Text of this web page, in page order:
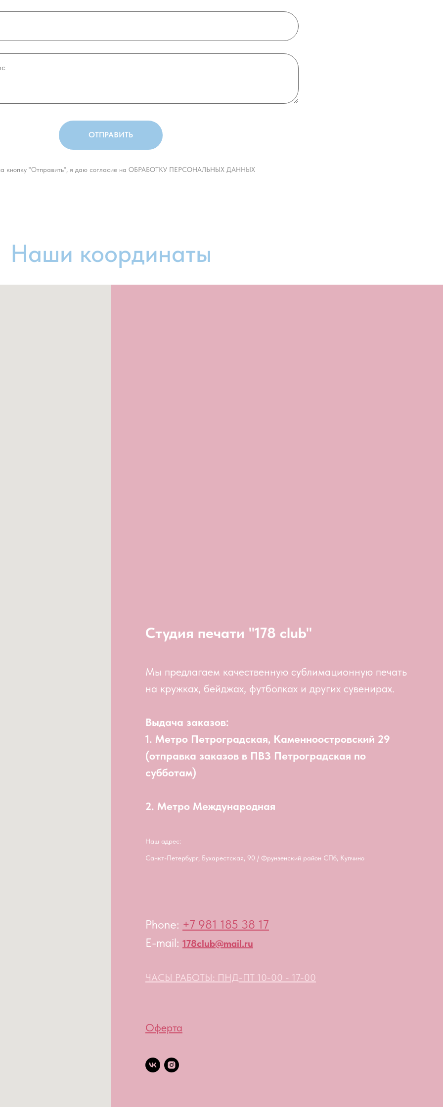
ОТПРАВИТЬ
кнопку "Отправить", я даю согласие на ОБРАБОТКУ ПЕРСОНАЛЬНЫХ ДАННЫХ
Наши координаты
Студия печати "178 club"
Мы предлагаем качественную сублимационную печать
на кружках, бейджах, футболках и других сувенирах.
Выдача заказов:
1. Метро Петроградская, Каменноостровский 29
(отправка заказов в ПВЗ Петроградская по
субботам)
2. Метро Международная
Наш адрес:
Санкт-Петербург, Бухарестская, 90 / Фрунзенский район СПб, Купчино
Phone: +7 981 185 38 17
E-mail: 178club@mail.ru
ЧАСЫ РАБОТЫ: ПНД-ПТ 10-00 - 17-00
Оферта